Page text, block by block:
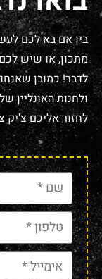
בין אם בא לכם
מתכון, או שיש
לדבר! כמובן
ולחנות האונליין
לחזור אליכם צ'יק